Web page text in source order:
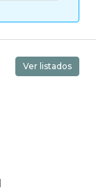
Ver listados